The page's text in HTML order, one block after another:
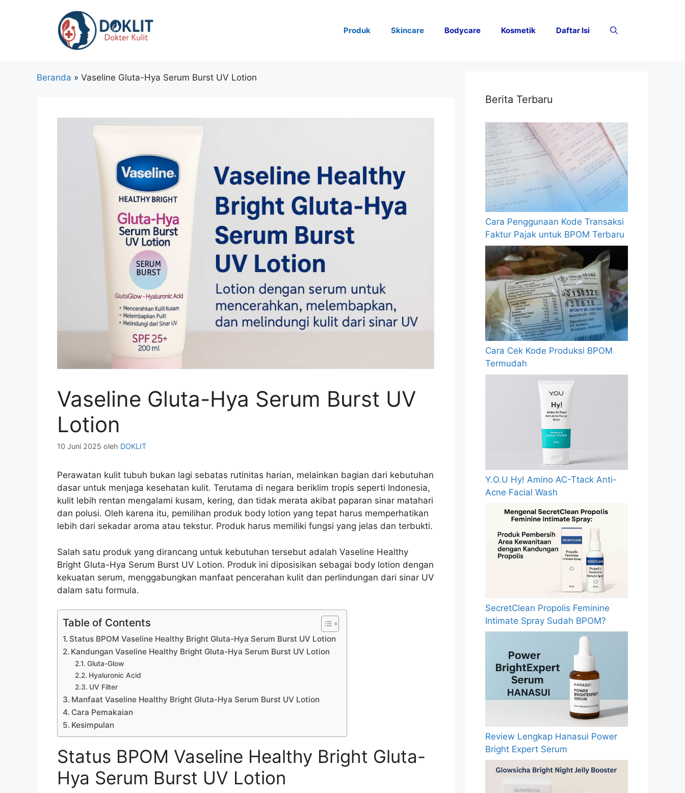
Produk Skincare Bodycare Kosmetik Daftar Isi
Beranda » Vaseline Gluta-Hya Serum Burst UV Lotion
Vaseline Gluta-Hya Serum Burst UV
Lotion
10 Juni 2025 oleh DOKLIT
Perawatan kulit tubuh bukan lagi sebatas rutinitas harian, melainkan bagian dari kebutuhan
dasar untuk menjaga kesehatan kulit. Terutama di negara beriklim tropis seperti Indonesia,
kulit lebih rentan mengalami kusam, kering, dan tidak merata akibat paparan sinar matahari
dan polusi. Oleh karena itu, pemilihan produk body lotion yang tepat harus memperhatikan
lebih dari sekadar aroma atau tekstur. Produk harus memiliki fungsi yang jelas dan terbukti.
Salah satu produk yang dirancang untuk kebutuhan tersebut adalah Vaseline Healthy
Bright Gluta-Hya Serum Burst UV Lotion. Produk ini diposisikan sebagai body lotion dengan
kekuatan serum, menggabungkan manfaat pencerahan kulit dan perlindungan dari sinar UV
dalam satu formula.
Table of Contents
Status BPOM Vaseline Healthy Bright Gluta-Hya Serum Burst UV Lotion
Kandungan Vaseline Healthy Bright Gluta-Hya Serum Burst UV Lotion
Gluta-Glow
Hyaluronic Acid
UV Filter
Manfaat Vaseline Healthy Bright Gluta-Hya Serum Burst UV Lotion
Cara Pemakaian
Kesimpulan
Status BPOM Vaseline Healthy Bright Gluta-
Hya Serum Burst UV Lotion
Berita Terbaru
Cara Penggunaan Kode Transaksi
Faktur Pajak untuk BPOM Terbaru
Cara Cek Kode Produksi BPOM
Termudah
Y.O.U Hy! Amino AC-Ttack Anti-
Acne Facial Wash
SecretClean Propolis Feminine
Intimate Spray Sudah BPOM?
Review Lengkap Hanasui Power
Bright Expert Serum